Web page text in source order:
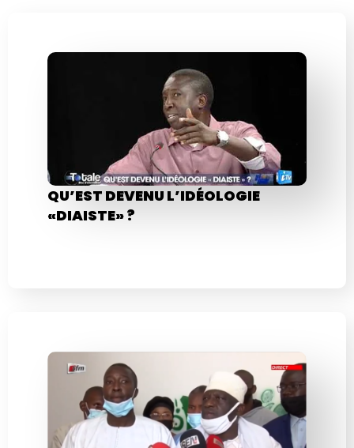
QU’EST DEVENU L’IDÉOLOGIE
«DIAISTE» ?